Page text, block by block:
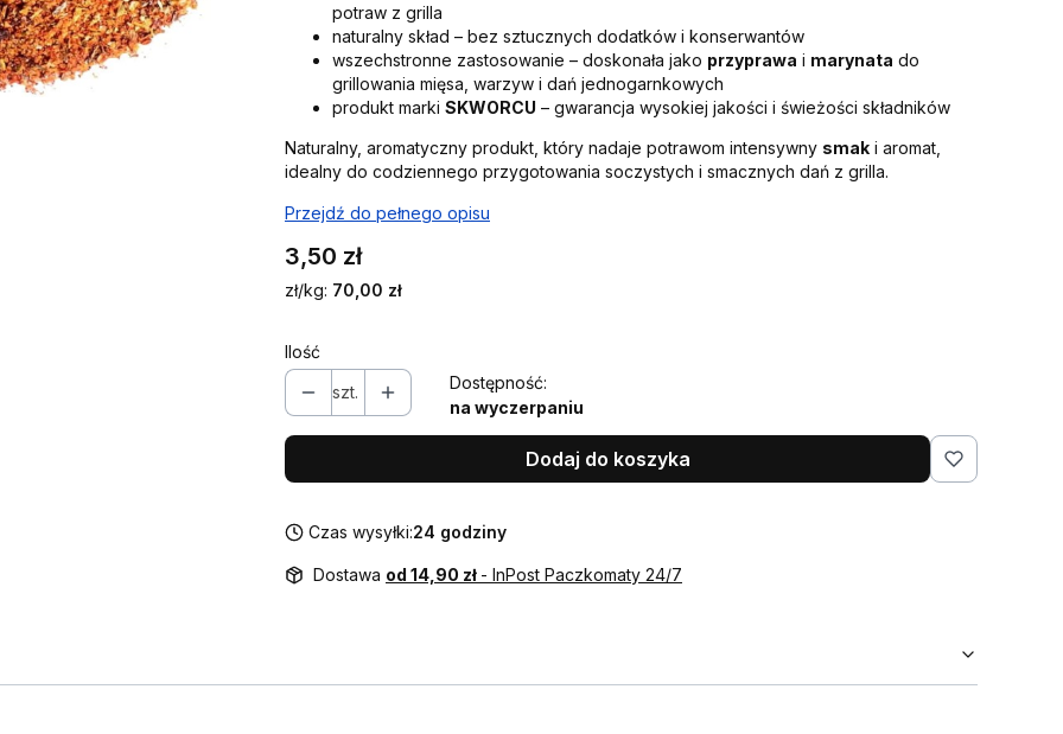
potraw z grilla
naturalny skład – bez sztucznych dodatków i konserwantów
wszechstronne zastosowanie – doskonała jako przyprawa i marynata do
grillowania mięsa, warzyw i dań jednogarnkowych
produkt marki SKWORCU – gwarancja wysokiej jakości i świeżości składników
Naturalny, aromatyczny produkt, który nadaje potrawom intensywny smak i aromat,
idealny do codziennego przygotowania soczystych i smacznych dań z grilla.
Przejdź do pełnego opisu
Cena
3,50 zł
zł/kg: 70,00 zł
Ilość
szt.
Dostępność:
na wyczerpaniu
Dodaj do koszyka
Czas wysyłki:24 godziny
Dostawa od 14,90 zł - InPost Paczkomaty 24/7